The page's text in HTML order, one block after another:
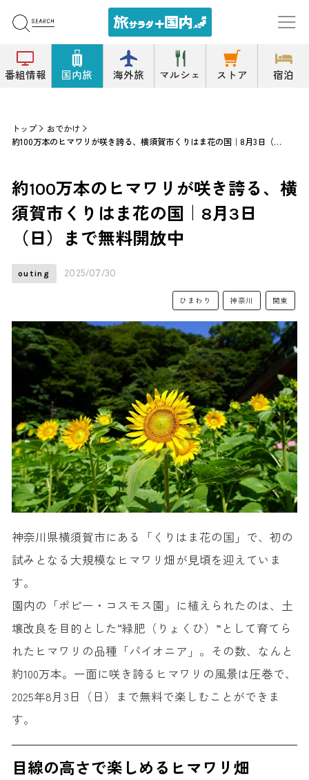
番組情報 国内旅 海外旅 マルシェ ストア 宿泊
トップ
おでかけ
約100万本のヒマワリが咲き誇る、横須賀市くりはま花の国｜8月3日（日）まで無料開放中
約100万本のヒマワリが咲き誇る、横
須賀市くりはま花の国｜8月3日
（日）まで無料開放中
outing 2025/07/30
ひまわり 神奈川 関東
神奈川県横須賀市にある「くりはま花の国」で、初の
試みとなる大規模なヒマワリ畑が見頃を迎えていま
す。
園内の「ポピー・コスモス園」に植えられたのは、土
壌改良を目的とした“緑肥（りょくひ）”として育てら
れたヒマワリの品種「パイオニア」。その数、なんと
約100万本。一面に咲き誇るヒマワリの風景は圧巻で、
2025年8月3日（日）まで無料で楽しむことができま
す。
目線の高さで楽しめるヒマワリ畑